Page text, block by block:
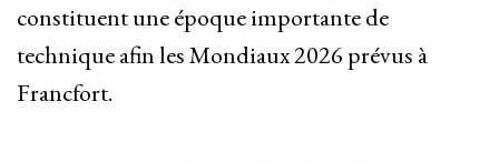
constituent une époque importante de
technique afin les Mondiaux 2026 prévus à
Francfort.